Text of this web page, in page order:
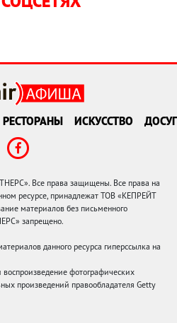
РЕСТОРАНЫ ИСКУССТВО ДОСУГ
Все права защищены. Все права на
ресурсе, принадлежат ТОВ «КЕПРЕЙТ
материалов без письменного
запрещено.
данного ресурса гиперссылка на
фотографических
произведений правообладателя Getty